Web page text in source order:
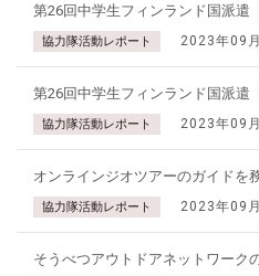
第26回中学生フィンランド国派遣
協力隊活動レポート 2023年09
第26回中学生フィンランド国派遣
協力隊活動レポート 2023年09
オンラインジオツアーのガイドを
協力隊活動レポート 2023年09
そうべつアウトドアネットワーク